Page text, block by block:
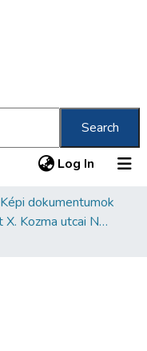
Search
Log In (current)
Képi dokumentumok
Budapest X. Kozma utcai Neológ Zsidó Temető